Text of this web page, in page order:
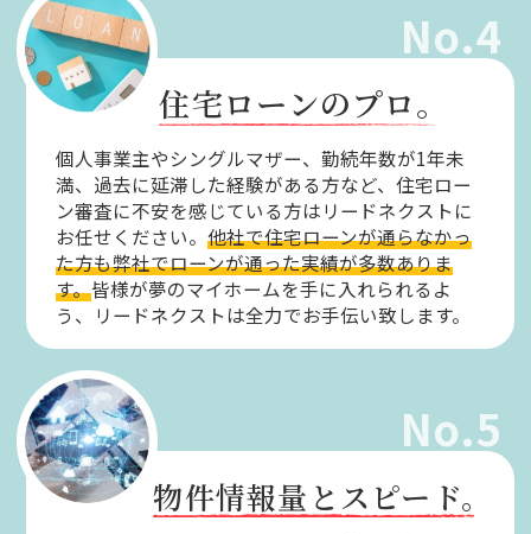
No.4
住宅ローンのプロ。
個人事業主やシングルマザー、勤続年数が1年未
満、過去に延滞した経験がある方など、住宅ロー
ン審査に不安を感じている方はリードネクストに
お任せください。他社で住宅ローンが通らなかっ
た方も弊社でローンが通った実績が多数ありま
す。皆様が夢のマイホームを手に入れられるよ
う、リードネクストは全力でお手伝い致します。
No.5
物件情報量とスピード。